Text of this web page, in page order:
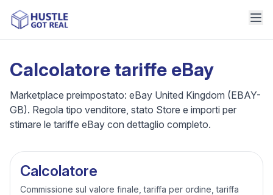
Calcolatore tariffe eBay
Marketplace preimpostato: eBay United Kingdom (EBAY-
GB). Regola tipo venditore, stato Store e importi per
stimare le tariffe eBay con dettaglio completo.
Calcolatore
Commissione sul valore finale, tariffa per ordine, tariffa